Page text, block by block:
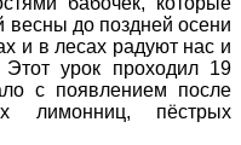
весны до поздней осени
и в лесах радуют нас и
урок проходил 19
с появлением после
лимонниц, пёстрых